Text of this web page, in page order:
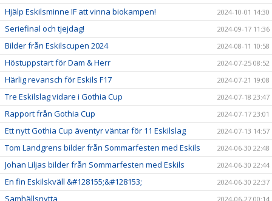
Hjälp Eskilsminne IF att vinna biokampen! 2024-10-01 14:30
Seriefinal och tjejdag! 2024-09-17 11:36
Bilder från Eskilscupen 2024 2024-08-11 10:58
Höstuppstart för Dam & Herr 2024-07-25 08:52
Härlig revansch för Eskils F17 2024-07-21 19:08
Tre Eskilslag vidare i Gothia Cup 2024-07-18 23:47
Rapport från Gothia Cup 2024-07-17 23:01
Ett nytt Gothia Cup äventyr väntar för 11 Eskilslag 2024-07-13 14:57
Tom Landgrens bilder från Sommarfesten med Eskils 2024-06-30 22:48
Johan Liljas bilder från Sommarfesten med Eskils 2024-06-30 22:44
En fin Eskilskväll &#128155;&#128153; 2024-06-30 22:37
Samhällsnytta 2024-06-27 00:14